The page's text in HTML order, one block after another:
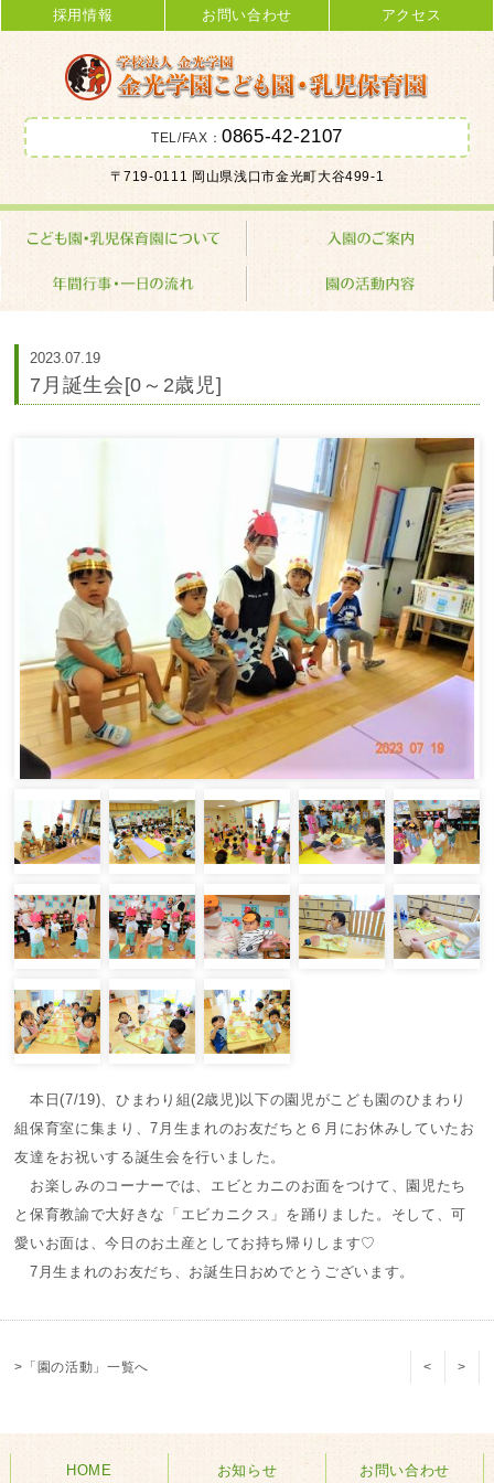
金光学園こども園･乳児保育園 学校
法人 金光学園
採用情報 お問い合わせ アクセス
TEL/FAX：0865-42-2107
〒719-0111 岡山県浅口市金光町大谷499-1
2023.07.19
7月誕生会[0～2歳児]
本日(7/19)、ひまわり組(2歳児)以下の園児がこども園のひまわり
組保育室に集まり、7月生まれのお友だちと６月にお休みしていたお
友達をお祝いする誕生会を行いました。
お楽しみのコーナーでは、エビとカニのお面をつけて、園児たち
と保育教諭で大好きな「エビカニクス」を踊りました。そして、可
愛いお面は、今日のお土産としてお持ち帰りします♡
7月生まれのお友だち、お誕生日おめでとうございます。
>「園の活動」一覧へ < >
HOME お知らせ お問い合わせ